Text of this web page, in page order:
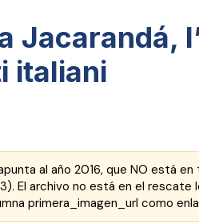
Jacarandá,
italiani
al año 2016, que NO está
El archivo no está en el
primera_imagen_url como